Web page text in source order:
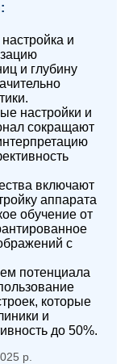
и
и глубину
настройки и
сокращают
включают
аппарата
обучение от
с
потенциала
которые
и
до 50%.
р.